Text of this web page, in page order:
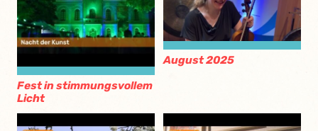
Fest in stimmungsvollem
Licht
August 2025